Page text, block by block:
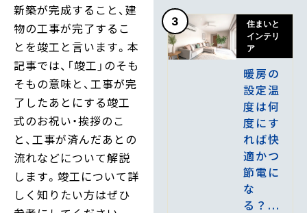
新築が完成すること、建
物の工事が完了するこ
とを竣工と言います。本
記事では、「竣工」のそも
そもの意味と、工事が完
了したあとにする竣工
式のお祝い・挨拶のこ
と、工事が済んだあとの
流れなどについて解説
します。竣工について詳
しく知りたい方はぜひ
3
住まいと
インテリ
ア
暖房の
設定温
度は何
度にす
れば快
適かつ
節電に
な
る？...